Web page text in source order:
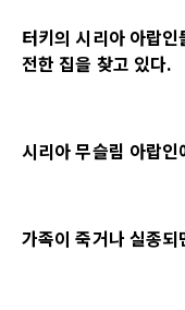
터키의 시리아 아랍
전한 집을 찾고 있다.
시리아 무슬림 아랍
가족이 죽거나 실종